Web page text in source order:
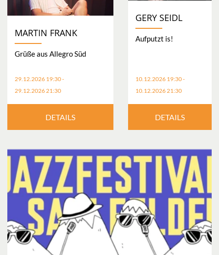
MARTIN FRANK
Grüße aus Allegro Süd
29.12.2026 19:30 -
29.12.2026 21:30
DETAILS
GERY SEIDL
Aufputzt is!
10.12.2026 19:30 -
10.12.2026 21:30
DETAILS